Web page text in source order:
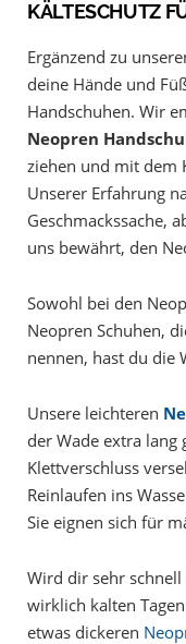
KÄLTESCHUTZ
Ergänzend zu
deine Hände und
Handschuhen. Wir
Neopren
ziehen und mit dem
Unserer Erfahrung
Geschmackssache,
uns bewährt, den
Sowohl bei den
Neopren Schuhen,
nennen, hast du die
Unsere leichteren
der Wade extra
Klettverschluss
Reinlaufen ins
Sie eignen sich für
Wird dir sehr
wirklich kalten
etwas dickeren